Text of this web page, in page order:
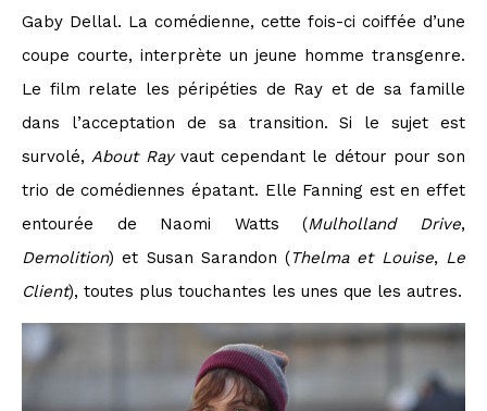
Gaby Dellal. La comédienne, cette fois-ci coiffée d’une
coupe courte, interprète un jeune homme transgenre.
Le film relate les péripéties de Ray et de sa famille
dans l’acceptation de sa transition. Si le sujet est
survolé,About Rayvaut cependant le détour pour son
trio de comédiennes épatant. Elle Fanning est en effet
entourée de Naomi Watts (Mulholland Drive,
Demolition) et Susan Sarandon (Thelma et Louise, Le
Client), toutes plus touchantes les unes que les autres.